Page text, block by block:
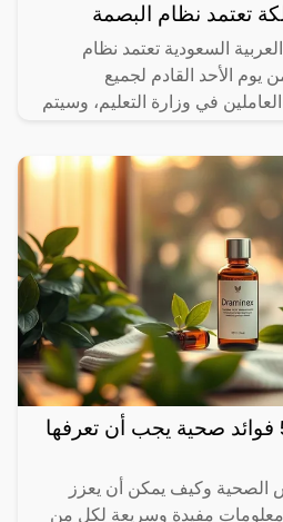
تعتمد نظام البصمة
السعودية تعتمد نظام
يوم الأحد القادم لجميع
في وزارة التعليم، وسيتم
درامينكس: أفضل 5 فوائد صحية يجب أن تعرفها
الصحية وكيف يمكن أن يعزز
مفيدة وسريعة لكل من